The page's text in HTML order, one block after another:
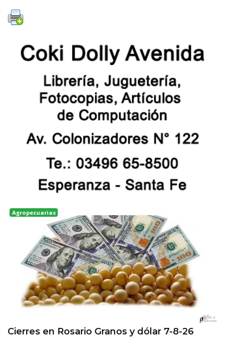
Agropecuarias
Cierres en Rosario Granos y dólar 7-8-26